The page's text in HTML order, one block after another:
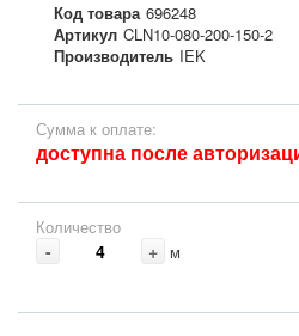
Код товара 696248
Артикул CLN10-080-200-150-2
Производитель IEK
Сумма к оплате:
доступна после
Количество
- + м